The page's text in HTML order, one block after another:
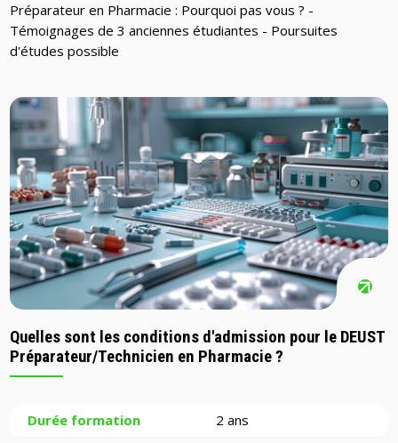
Préparateur en Pharmacie : Pourquoi pas vous ? -
Témoignages de 3 anciennes étudiantes - Poursuites
d'études possible
Quelles sont les conditions d'admission pour le DEUST
Préparateur/Technicien en Pharmacie ?
Durée formation 2 ans